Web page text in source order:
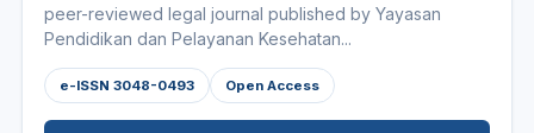
peer-reviewed legal journal published by Yayasan
Pendidikan dan Pelayanan Kesehatan...
e-ISSN 3048-0493 Open Access